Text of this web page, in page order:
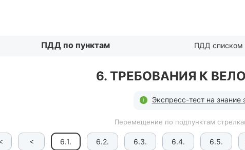
ПДД по пунктам ПДД списком
6. ТРЕБОВАНИЯ К
Экспресс-тест на знание
Перемещение по подпунктам
< 6.1. 6.2. 6.3. 6.4. 6.5.